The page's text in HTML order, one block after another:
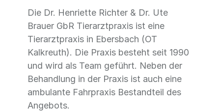
Die Dr. Henriette Richter & Dr. Ute
Brauer GbR Tierarztpraxis ist eine
Tierarztpraxis in Ebersbach (OT
Kalkreuth). Die Praxis besteht seit 1990
und wird als Team geführt. Neben der
Behandlung in der Praxis ist auch eine
ambulante Fahrpraxis Bestandteil des
Angebots.